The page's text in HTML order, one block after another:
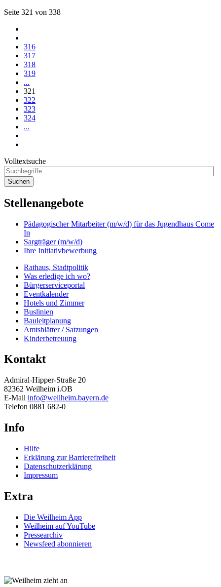
Seite 321 von 338
316
317
318
319
...
321
322
323
324
...
Volltextsuche
Suchen
Stellenangebote
Pädagogischer Mitarbeiter (m/w/d) für das Jugendhaus Come
In
Sargträger (m/w/d)
Ihre Initiativbewerbung
Rathaus, Stadtpolitik
Was erledige ich wo?
Bürgerserviceportal
Eventkalender
Hotels und Zimmer
Buslinien
Bauleitplanung
Amtsblätter / Satzungen
Kinderbetreuung
Kontakt
Admiral-Hipper-Straße 20
82362 Weilheim i.OB
E-Mail info@weilheim.bayern.de
Telefon 0881 682-0
Info
Hilfe
Erklärung zur Barrierefreiheit
Datenschutzerklärung
Impressum
Extra
Die Weilheim App
Weilheim auf YouTube
Pressearchiv
Newsfeed abonnieren